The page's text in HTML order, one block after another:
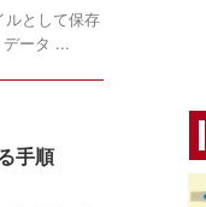
ルとして保存
データ ...
手順